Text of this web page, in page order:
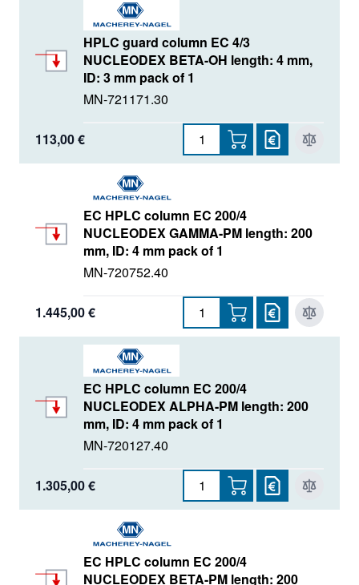
HPLC guard column EC 4/3
NUCLEODEX BETA-OH length: 4 mm,
ID: 3 mm pack of 1
MN-721171.30
113,00 €
EC HPLC column EC 200/4
NUCLEODEX GAMMA-PM length: 200
mm, ID: 4 mm pack of 1
MN-720752.40
1.445,00 €
EC HPLC column EC 200/4
NUCLEODEX ALPHA-PM length: 200
mm, ID: 4 mm pack of 1
MN-720127.40
1.305,00 €
EC HPLC column EC 200/4
NUCLEODEX BETA-PM length: 200